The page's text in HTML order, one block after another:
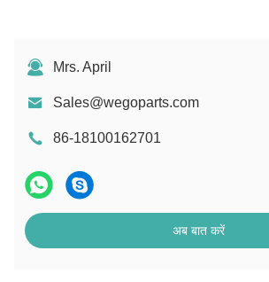
Mrs. April
Sales@wegoparts.com
86-18100162701
अब बात करें